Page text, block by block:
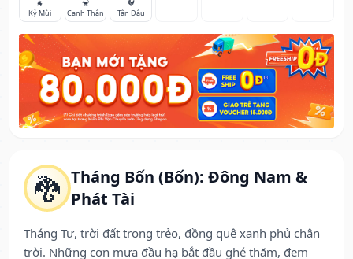
🐉 Tháng Bốn (Bốn): Đông Nam &
Phát Tài
Tháng Tư, trời đất trong trẻo, đồng quê xanh phủ chân
trời. Những cơn mưa đầu hạ bắt đầu ghé thăm, đem
🐐
Kỷ Mùi
🐒
Canh Thân
🐓
Tân Dậu